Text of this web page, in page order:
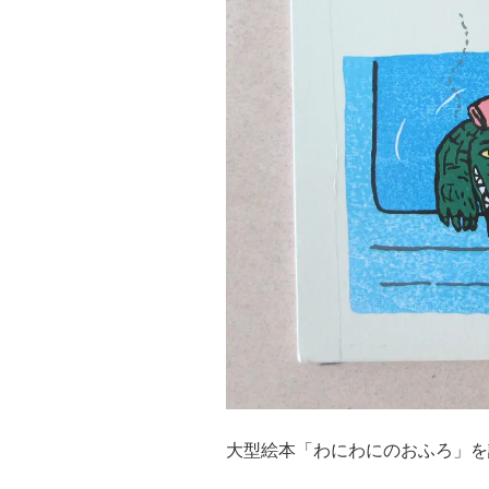
大型絵本「わにわにのおふろ」